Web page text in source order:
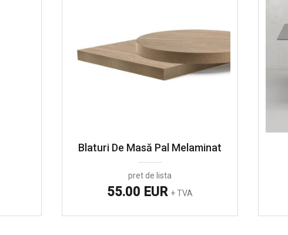
Blaturi De Masă Pal Melaminat
pret de lista
55.00 EUR + TVA